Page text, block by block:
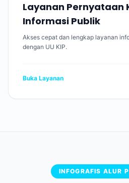
Layanan Pernyataan
Informasi Publik
Akses cepat dan lengkap layanan
dengan UU KIP.
Buka Layanan
INFOGRAFIS ALUR